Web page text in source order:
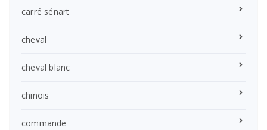
carré sénart
cheval
cheval blanc
chinois
commande